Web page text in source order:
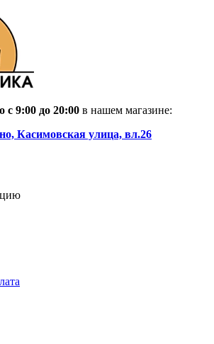
с 9:00 до 20:00 в нашем магазине:
Касимовская улица, вл.26